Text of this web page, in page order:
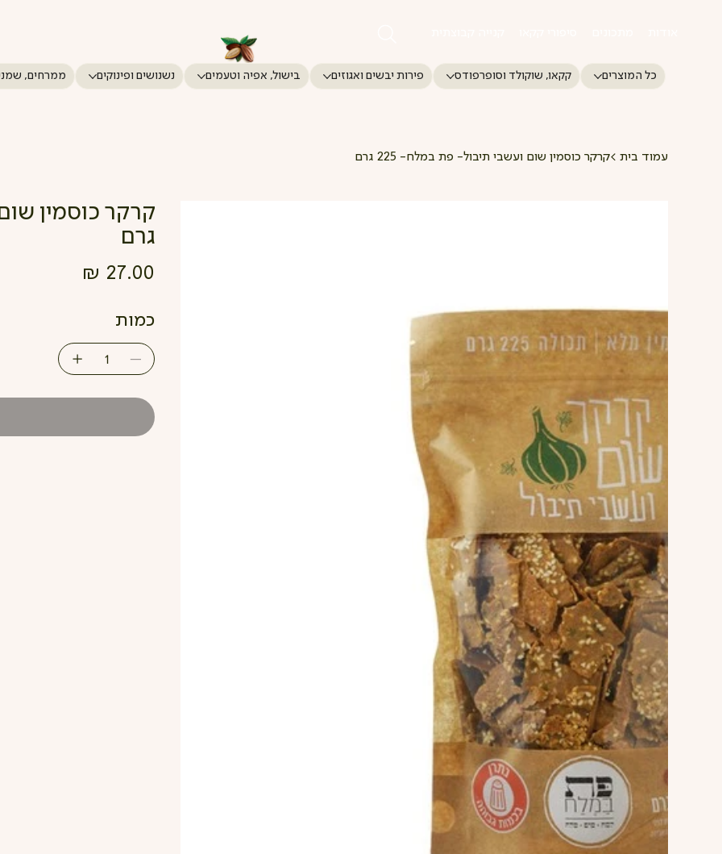
כל המוצרים קקאו, שוקולד וסופרפודס פירות יבשים ואגוזים בישול, אפיה וטעמים נשנושים ופינוקים ממרחים,
עמוד בית >קרקר כוסמין שום ועשבי תיבול- פת במלח- 225 גרם
גרם
כמות